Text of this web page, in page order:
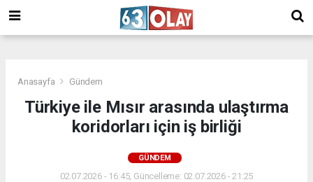
Anasayfa Gündem
Türkiye ile Mısır arasında ulaştırma
koridorları için iş birliği
GÜNDEM
02.07.2026 - 16:45, Güncelleme: 02.07.2026 - 21:25